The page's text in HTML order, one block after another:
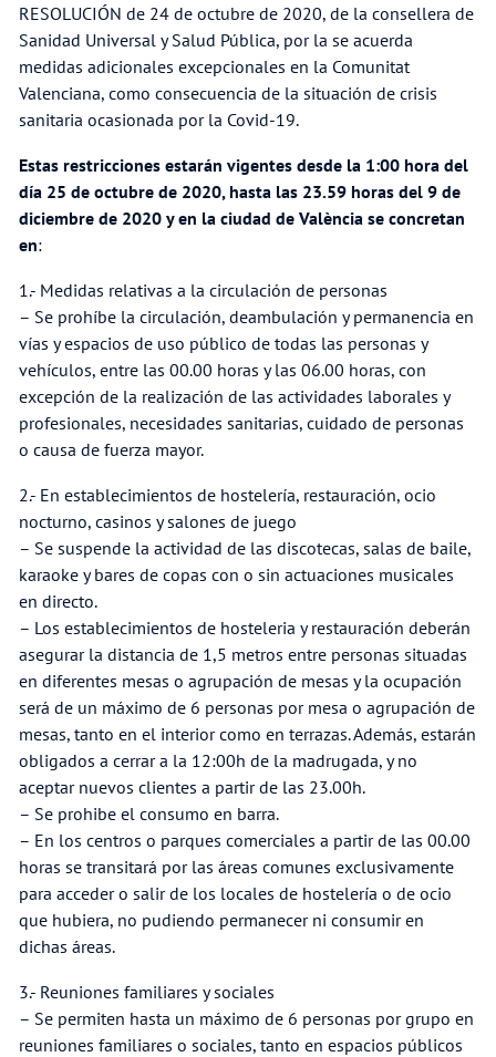
RESOLUCIÓN de 24 de octubre de 2020, de la consellera de
Sanidad Universal y Salud Pública, por la se acuerda
medidas adicionales excepcionales en la Comunitat
Valenciana, como consecuencia de la situación de crisis
sanitaria ocasionada por la Covid-19.
Estas restricciones estarán vigentes desde la 1:00 hora del
día 25 de octubre de 2020, hasta las 23.59 horas del 9 de
diciembre de 2020 y en la ciudad de València se concretan
en:
1.- Medidas relativas a la circulación de personas
– Se prohíbe la circulación, deambulación y permanencia en
vías y espacios de uso público de todas las personas y
vehículos, entre las 00.00 horas y las 06.00 horas, con
excepción de la realización de las actividades laborales y
profesionales, necesidades sanitarias, cuidado de personas
o causa de fuerza mayor.
2.- En establecimientos de hostelería, restauración, ocio
nocturno, casinos y salones de juego
– Se suspende la actividad de las discotecas, salas de baile,
karaoke y bares de copas con o sin actuaciones musicales
en directo.
– Los establecimientos de hosteleria y restauración deberán
asegurar la distancia de 1,5 metros entre personas situadas
en diferentes mesas o agrupación de mesas y la ocupación
será de un máximo de 6 personas por mesa o agrupación de
mesas, tanto en el interior como en terrazas. Además, estarán
obligados a cerrar a la 12:00h de la madrugada, y no
aceptar nuevos clientes a partir de las 23.00h.
– Se prohibe el consumo en barra.
– En los centros o parques comerciales a partir de las 00.00
horas se transitará por las áreas comunes exclusivamente
para acceder o salir de los locales de hostelería o de ocio
que hubiera, no pudiendo permanecer ni consumir en
dichas áreas.
3.- Reuniones familiares y sociales
– Se permiten hasta un máximo de 6 personas por grupo en
reuniones familiares o sociales, tanto en espacios públicos